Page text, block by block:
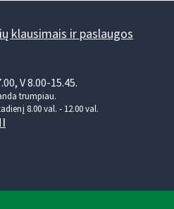
klausimais ir paslaugos
V 8.00-15.45.
trumpiau.
8.00 val. - 12.00 val.